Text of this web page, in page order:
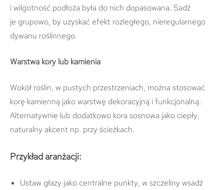
i wilgotność podłoża była do nich dopasowana. Sadź
je grupowo, by uzyskać efekt rozległego, nieregularnego
dywanu roślinnego.
Warstwa kory lub kamienia
Wokół roślin, w pustych przestrzeniach, można stosować
korę kamienną jako warstwę dekoracyjną i funkcjonalną.
Alternatywnie lub dodatkowo kora sosnowa jako ciepły,
naturalny akcent np. przy ścieżkach.
Przykład aranżacji:
Ustaw głazy jako centralne punkty, w szczeliny wsadź